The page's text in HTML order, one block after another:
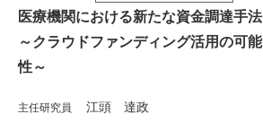
医療機関における新たな資金調達手法
～クラウドファンディング活用の可能
性～
主任研究員 江頭 達政